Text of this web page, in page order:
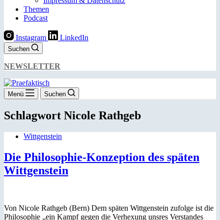
Themen
Podcast
Instagram LinkedIn
Suchen
NEWSLETTER
Menü Suchen
Schlagwort Nicole Rathgeb
Wittgenstein
Die Philosophie-Konzeption des späten
Wittgenstein
Von Nicole Rathgeb (Bern) Dem späten Wittgenstein zufolge ist die
Philosophie „ein Kampf gegen die Verhexung unsres Verstandes